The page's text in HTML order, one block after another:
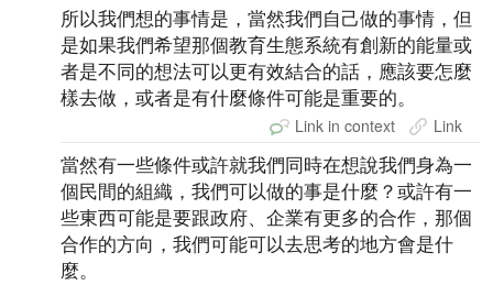
所以我們想的事情是，當然我們自己做的事情，但
是如果我們希望那個教育生態系統有創新的能量或
者是不同的想法可以更有效結合的話，應該要怎麼
樣去做，或者是有什麼條件可能是重要的。
Link in context Link
當然有一些條件或許就我們同時在想說我們身為一
個民間的組織，我們可以做的事是什麼？或許有一
些東西可能是要跟政府、企業有更多的合作，那個
合作的方向，我們可能可以去思考的地方會是什
麼。